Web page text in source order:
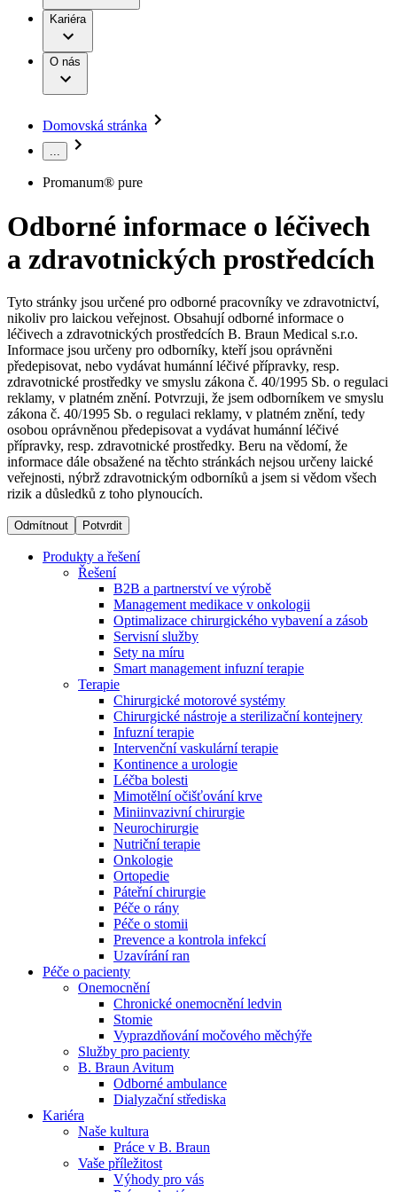
Léčba bolesti
Mimotělní očišťování krve
Onkologie
Páteřní chirurgie
Péče o rány
Péče o stomii
Prevence a kontrola infekcí
Řešení
Terapie
Produktový katalog​
Objevte naše produkty. Navštivte produktový katalog B.
Braun s našim kompletním produktovým portfoliem.
Onemocnění
B. Braun Avitum
Dialyzační střediska​
B. Braun Avitum poskytuje kvalitní dialyzační péči ve všech
svých střediscích v České republice. Více informací se
dozvíte na stránkách jednotlivých středisek.
Odborné ambulance
Naše specializované ambulance jsou tu pro vás. Zvolte
specializaci a město, které potřebujete, a objednejte se do naší
ambulance.
Práce a kariéra
Naše kultura
Vaše příležitost​
Nabídky pracovních míst
Objevte své kariérní příležitosti ​v B. Braun. Vyhledejte náš trh
práce​ pro zajímavé pozice.​
Odpovědnost
Média
Kontakt
Kontaktní formulář
Registrace k odběru newsletteru
Společnost
Odpovědnost
Média
Kontakt
Zůstaňte v dialogu s B. Braun. ​Kontaktujte nás.​
Kariéra
O nás
Domovská stránka
...
Promanum® pure
Odborné informace o léčivech
a zdravotnických prostředcích
Tyto stránky jsou určené pro odborné pracovníky ve zdravotnictví,
nikoliv pro laickou veřejnost. Obsahují odborné informace o
léčivech a zdravotnických prostředcích B. Braun Medical s.r.o.
Informace jsou určeny pro odborníky, kteří jsou oprávněni
předepisovat, nebo vydávat humánní léčivé přípravky, resp.
zdravotnické prostředky ve smyslu zákona č. 40/1995 Sb. o regulaci
reklamy, v platném znění. Potvrzuji, že jsem odborníkem ve smyslu
zákona č. 40/1995 Sb. o regulaci reklamy, v platném znění, tedy
osobou oprávněnou předepisovat a vydávat humánní léčivé
přípravky, resp. zdravotnické prostředky. Beru na vědomí, že
informace dále obsažené na těchto stránkách nejsou určeny laické
veřejnosti, nýbrž zdravotnickým odborníků a jsem si vědom všech
rizik a důsledků z toho plynoucích.
Odmítnout Potvrdit
Produkty a řešení
Řešení
B2B a partnerství ve výrobě
Management medikace v onkologii
Optimalizace chirurgického vybavení a zásob
Servisní služby
Sety na míru
Smart management infuzní terapie​
Terapie
Chirurgické motorové systémy
Chirurgické nástroje a sterilizační kontejnery
Infuzní terapie
Intervenční vaskulární terapie
Kontinence a urologie
Léčba bolesti
Mimotělní očišťování krve
Miniinvazivní chirurgie
Neurochirurgie
Nutriční terapie
Onkologie
Ortopedie
Páteřní chirurgie
Péče o rány
Péče o stomii
Prevence a kontrola infekcí
Uzavírání ran
Péče o pacienty
Onemocnění
Chronické onemocnění ledvin
Stomie
Vyprazdňování močového měchýře
Služby pro pacienty
B. Braun Avitum
Odborné ambulance
Dialyzační střediska
Kariéra
Naše kultura
Práce v B. Braun
Vaše příležitost​
Výhody pro vás